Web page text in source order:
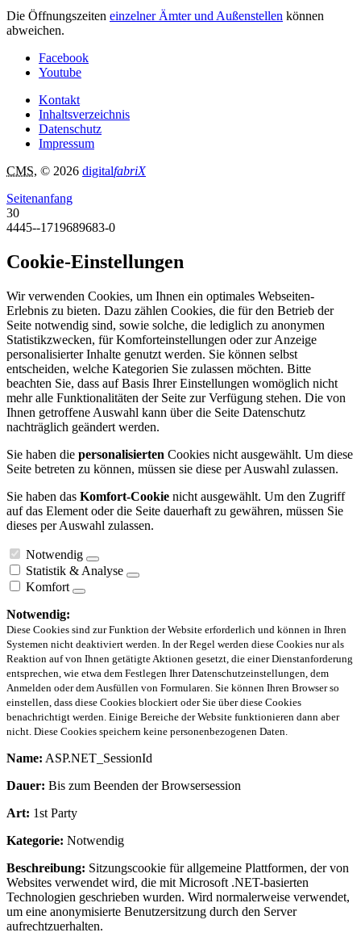
Die Öffnungszeiten einzelner Ämter und Außenstellen können
abweichen.
Facebook
Youtube
Kontakt
Inhaltsverzeichnis
Datenschutz
Impressum
CMS, © 2026 digitalfabriX
Seitenanfang
30
4445--1719689683-0
Cookie-Einstellungen
Wir verwenden Cookies, um Ihnen ein optimales Webseiten-
Erlebnis zu bieten. Dazu zählen Cookies, die für den Betrieb der
Seite notwendig sind, sowie solche, die lediglich zu anonymen
Statistikzwecken, für Komforteinstellungen oder zur Anzeige
personalisierter Inhalte genutzt werden. Sie können selbst
entscheiden, welche Kategorien Sie zulassen möchten. Bitte
beachten Sie, dass auf Basis Ihrer Einstellungen womöglich nicht
mehr alle Funktionalitäten der Seite zur Verfügung stehen. Die von
Ihnen getroffene Auswahl kann über die Seite Datenschutz
nachträglich geändert werden.
Sie haben die personalisierten Cookies nicht ausgewählt. Um diese
Seite betreten zu können, müssen sie diese per Auswahl zulassen.
Sie haben das Komfort-Cookie nicht ausgewählt. Um den Zugriff
auf das Element oder die Seite dauerhaft zu gewähren, müssen Sie
dieses per Auswahl zulassen.
Notwendig
Statistik & Analyse
Komfort
Notwendig:
Diese Cookies sind zur Funktion der Website erforderlich und können in Ihren
Systemen nicht deaktiviert werden. In der Regel werden diese Cookies nur als
Reaktion auf von Ihnen getätigte Aktionen gesetzt, die einer Dienstanforderung
entsprechen, wie etwa dem Festlegen Ihrer Datenschutzeinstellungen, dem
Anmelden oder dem Ausfüllen von Formularen. Sie können Ihren Browser so
einstellen, dass diese Cookies blockiert oder Sie über diese Cookies
benachrichtigt werden. Einige Bereiche der Website funktionieren dann aber
nicht. Diese Cookies speichern keine personenbezogenen Daten.
Name: ASP.NET_SessionId
Dauer: Bis zum Beenden der Browsersession
Art: 1st Party
Kategorie: Notwendig
Beschreibung: Sitzungscookie für allgemeine Plattformen, der von
Websites verwendet wird, die mit Microsoft .NET-basierten
Technologien geschrieben wurden. Wird normalerweise verwendet,
um eine anonymisierte Benutzersitzung durch den Server
aufrechtzuerhalten.